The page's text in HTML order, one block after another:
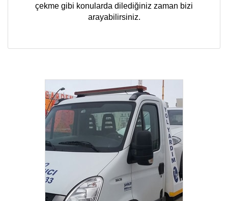
çekme gibi konularda dilediğiniz zaman bizi
arayabilirsiniz.